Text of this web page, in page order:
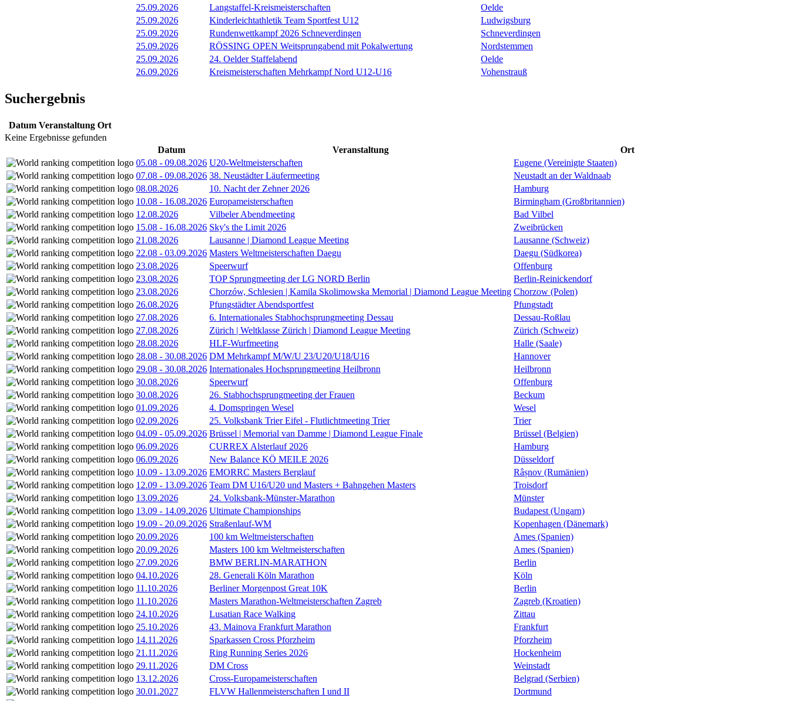
25.09.2026
Langstaffel-Kreismeisterschaften
Oelde
25.09.2026
Kinderleichtathletik Team Sportfest U12
Ludwigsburg
25.09.2026
Rundenwettkampf 2026 Schneverdingen
Schneverdingen
25.09.2026
RÖSSING OPEN Weitsprungabend mit Pokalwertung
Nordstemmen
25.09.2026
24. Oelder Staffelabend
Oelde
26.09.2026
Kreismeisterschaften Mehrkampf Nord U12-U16 Vohenstrauß
Suchergebnis
Datum Veranstaltung Ort
Keine Ergebnisse gefunden
Datum
Veranstaltung
Ort
05.08 - 09.08.2026 U20-Weltmeisterschaften
Eugene (Vereinigte Staaten)
07.08 - 09.08.2026 38. Neustädter Läufermeeting
Neustadt an der Waldnaab
08.08.2026
10. Nacht der Zehner 2026
Hamburg
10.08 - 16.08.2026 Europameisterschaften
Birmingham (Großbritannien)
12.08.2026
Vilbeler Abendmeeting
Bad Vilbel
15.08 - 16.08.2026 Sky's the Limit 2026
Zweibrücken
21.08.2026
Lausanne | Diamond League Meeting
Lausanne (Schweiz)
22.08 - 03.09.2026 Masters Weltmeisterschaften Daegu
Daegu (Südkorea)
23.08.2026
Speerwurf
Offenburg
23.08.2026
TOP Sprungmeeting der LG NORD Berlin
Berlin-Reinickendorf
23.08.2026
Chorzów, Schlesien | Kamila Skolimowska Memorial | Diamond League Meeting Chorzow (Polen)
26.08.2026
Pfungstädter Abendsportfest
Pfungstadt
27.08.2026
6. Internationales Stabhochsprungmeeting Dessau
Dessau-Roßlau
27.08.2026
Zürich | Weltklasse Zürich | Diamond League Meeting
Zürich (Schweiz)
28.08.2026
HLF-Wurfmeeting
Halle (Saale)
28.08 - 30.08.2026 DM Mehrkampf M/W/U 23/U20/U18/U16
Hannover
29.08 - 30.08.2026 Internationales Hochsprungmeeting Heilbronn
Heilbronn
30.08.2026
Speerwurf
Offenburg
30.08.2026
26. Stabhochsprungmeeting der Frauen
Beckum
01.09.2026
4. Domspringen Wesel
Wesel
02.09.2026
25. Volksbank Trier Eifel - Flutlichtmeeting Trier
Trier
04.09 - 05.09.2026 Brüssel | Memorial van Damme | Diamond League Finale
Brüssel (Belgien)
06.09.2026
CURREX Alsterlauf 2026
Hamburg
06.09.2026
New Balance KÖ MEILE 2026
Düsseldorf
10.09 - 13.09.2026 EMORRC Masters Berglauf
Râșnov (Rumänien)
12.09 - 13.09.2026 Team DM U16/U20 und Masters + Bahngehen Masters
Troisdorf
13.09.2026
24. Volksbank-Münster-Marathon
Münster
13.09 - 14.09.2026 Ultimate Championships
Budapest (Ungarn)
19.09 - 20.09.2026 Straßenlauf-WM
Kopenhagen (Dänemark)
20.09.2026
100 km Weltmeisterschaften
Ames (Spanien)
20.09.2026
Masters 100 km Weltmeisterschaften
Ames (Spanien)
27.09.2026
BMW BERLIN-MARATHON
Berlin
04.10.2026
28. Generali Köln Marathon
Köln
11.10.2026
Berliner Morgenpost Great 10K
Berlin
11.10.2026
Masters Marathon-Weltmeisterschaften Zagreb
Zagreb (Kroatien)
24.10.2026
Lusatian Race Walking
Zittau
25.10.2026
43. Mainova Frankfurt Marathon
Frankfurt
14.11.2026
Sparkassen Cross Pforzheim
Pforzheim
21.11.2026
Ring Running Series 2026
Hockenheim
29.11.2026
DM Cross
Weinstadt
13.12.2026
Cross-Europameisterschaften
Belgrad (Serbien)
30.01.2027
FLVW Hallenmeisterschaften I und II
Dortmund